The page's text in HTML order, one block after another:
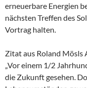
erneuerbare Energien
nächsten Treffen des
Vortrag halten.
Zitat aus Roland Mösls
„Vor einem 1/2
die Zukunft gesehen.